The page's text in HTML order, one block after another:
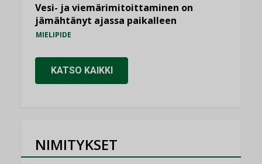
Vesi- ja viemärimitoittaminen on
jämähtänyt ajassa paikalleen
MIELIPIDE
KATSO KAIKKI
NIMITYKSET